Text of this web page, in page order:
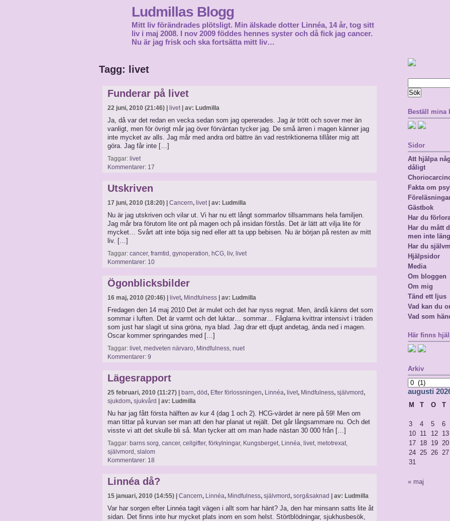
Ludmillas Blogg
Mitt liv förändrades plötsligt. Min älskade dotter Linnéa, 14 år, tog sitt
liv i maj 2008. I nov 2009 föddes hennes syster och då fick jag cancer.
Nu är jag frisk och ska fortsätta mitt liv…
Tagg: livet
Funderar på livet
22 juni, 2010 (21:46) | livet| av: Ludmilla
Ja, då var det redan en vecka sedan som jag opererades. Jag är trött och sover mer än
vanligt, men för övrigt mår jag över förväntan tycker jag. De små ärren i magen känner jag
inte mycket av alls. Jag mår med andra ord bättre än vad restriktionerna tillåter mig att
göra. Jag får inte […]
Taggar: livet
Kommentarer: 17
Utskriven
17 juni, 2010 (18:20) | Cancern, livet| av: Ludmilla
Nu är jag utskriven och vilar ut. Vi har nu ett långt sommarlov tillsammans hela familjen.
Jag mår bra förutom lite ont på magen och på insidan förstås. Det är lätt att vilja lite för
mycket… Svårt att inte böja sig ned eller att ta upp bebisen. Nu är början på resten av mitt
liv. […]
Taggar: cancer, framtid , gynoperation, hCG, liv, livet
Kommentarer: 10
Ögonblicksbilder
16 maj, 2010 (20:46) | livet, Mindfulness | av: Ludmilla
Fredagen den 14 maj 2010 Det är mulet och det har nyss regnat. Men, ändå känns det som
sommar i luften. Det är varmt och det luktar… sommar… Fåglarna kvittrar intensivt i träden
som just har slagit ut sina gröna, nya blad. Jag drar ett djupt andetag, ända ned i magen.
Oscar kommer springandes med […]
Taggar: livet, medveten närvaro, Mindfulness, nuet
Kommentarer: 9
Lägesrapport
25 februari, 2010 (11:27) | barn, död, Efter förlossningen, Linnéa, livet, Mindfulness, självmord,
sjukdom, sjukvård | av: Ludmilla
Nu har jag fått första hälften av kur 4 (dag 1 och 2). HCG-värdet är nere på 59! Men om
man tittar på kurvan ser man att den har planat ut rejält. Det går långsammare nu. Och det
visste vi att det skulle bli så. Man tycker att om man hade nästan 30 000 från […]
Taggar: barns sorg, cancer, cellgifter, förkylningar, Kungsberget, Linnéa, livet, metotrexat,
självmord , slalom
Kommentarer: 18
Linnéa då?
15 januari, 2010 (14:55) | Cancern, Linnéa, Mindfulness, självmord, sorg&saknad | av: Ludmilla
Var har sorgen efter Linnéa tagit vägen i allt som har hänt? Ja, den har minsann satts lite åt
sidan. Det finns inte hur mycket plats inom en som helst. Störtblödningar, sjukhusbesök,
efter:
Beställ mina
Sidor
Att hjälpa
dåligt
Fakta om
Gästbok
Har du
Har du mått
men inte
Har du
Hjälpsidor
Media
Om bloggen
Om mig
Tänd ett ljus
Vad kan du
Vad som
Här finns
Arkiv
Arkiv
augusti
M T O T
3
4 5 6
10 11 12 13
17 18 19 20
24 25 26 27
31
« maj